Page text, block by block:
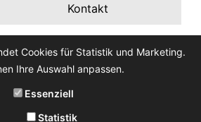
Kontakt
Cookies für Statistik und Marketing.
Ihre Auswahl anpassen.
Essenziell
Statistik